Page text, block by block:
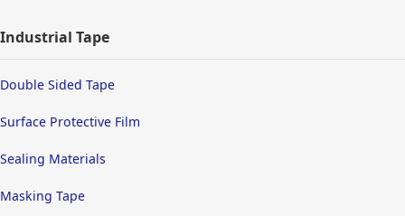
Industrial Tape
Double Sided Tape
Surface Protective Film
Sealing Materials
Masking Tape